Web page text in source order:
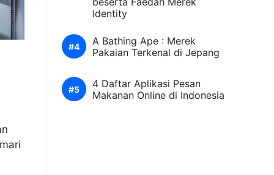
Identity
A Bathing Ape : Merek
Pakaian Terkenal di Jepang
4 Daftar Aplikasi Pesan
Makanan Online di Indonesia